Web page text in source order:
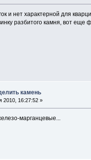
и нет характерной для
разбитого камня, вот еще
камень
2010, 16:27:52 »
марганцевые...